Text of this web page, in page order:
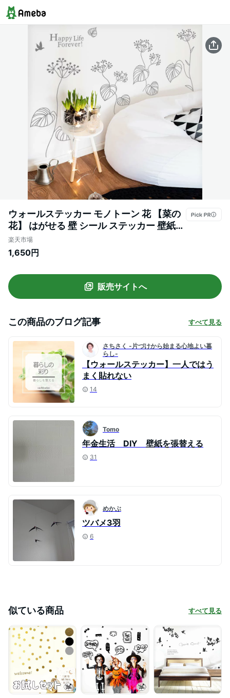
ウォールステッカー モノトーン 花 【菜の
花】 はがせる 壁 シール ステッカー 壁紙
飾りつけ おしゃれ 北欧 植物 木 葉 草 観葉
植物 シルエット ワンカラー くすみ くすみ
ル 模様替え
楽天市場
1,650円
販売サイトへ
この商品のブログ記事 すべて見る
さちさく -片づけから始まる心地よい暮
らし-
【ウォールステッカー】一人ではう
まく貼れない
14
Tomo
年金生活 DIY 壁紙を張替える
31
めかぶ
ツバメ3羽
6
似ている商品 すべて見る